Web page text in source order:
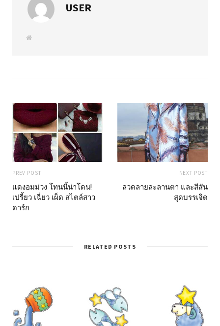
USER
W
PREV POST
แดงอมม่วง โทนนี้น่าโดน!
เปรี้ยว เฉี่ยว เผ็ด สไตล์สาว
ดาร์ก
NEXT POST
ลวดลายละลานตา และสีสัน
สุดบรรเจิด
RELATED POSTS